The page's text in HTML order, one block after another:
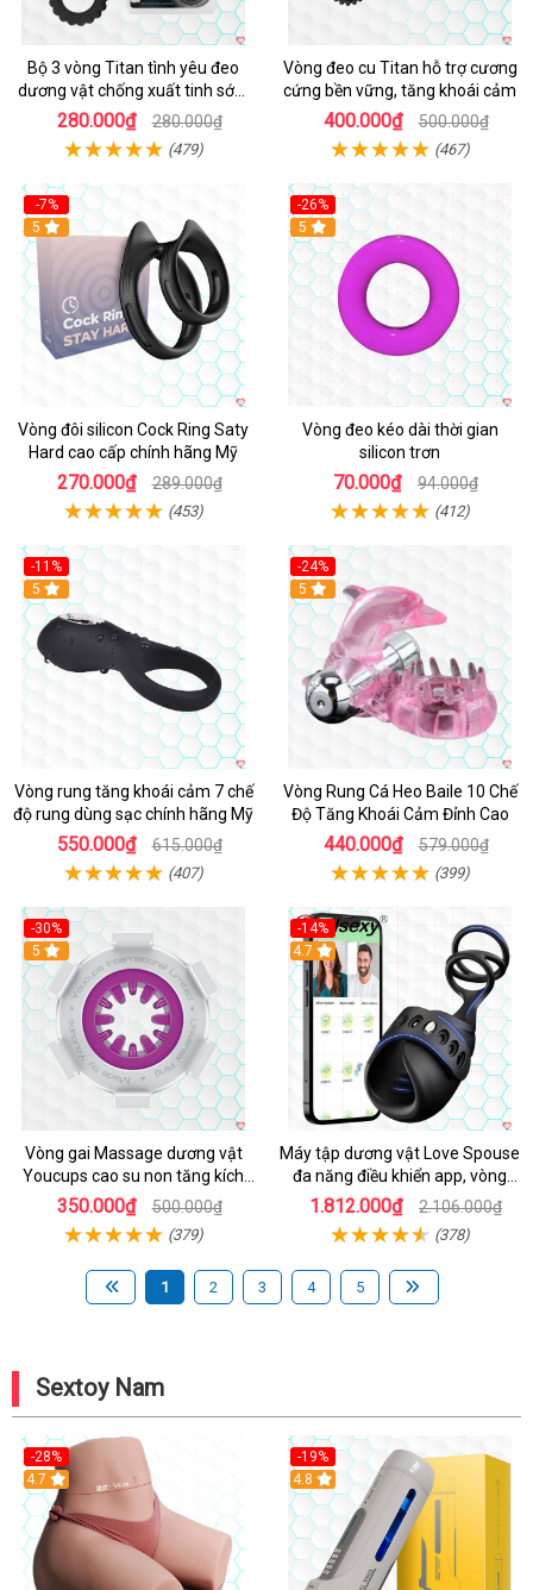
Bộ 3 vòng Titan tình yêu đeo
dương vật chống xuất tinh sớm
chất liệu silicon y tế
280.000₫ 280.000₫
(479)
Vòng đeo cu Titan hỗ trợ cương
cứng bền vững, tăng khoái cảm
400.000₫ 500.000₫
(467)
-7%
5
Vòng đôi silicon Cock Ring Saty
Hard cao cấp chính hãng Mỹ
270.000₫ 289.000₫
(453)
-26%
5
Vòng đeo kéo dài thời gian
silicon trơn
70.000₫ 94.000₫
(412)
-11%
5
Vòng rung tăng khoái cảm 7 chế
độ rung dùng sạc chính hãng Mỹ
550.000₫ 615.000₫
(407)
-24%
5
Vòng Rung Cá Heo Baile 10 Chế
Độ Tăng Khoái Cảm Đỉnh Cao
440.000₫ 579.000₫
(399)
-30%
5
Vòng gai Massage dương vật
Youcups cao su non tăng kích
thước
350.000₫ 500.000₫
(379)
-14%
4.7
Máy tập dương vật Love Spouse
đa năng điều khiển app, vòng
đeo siêu tiện
1.812.000₫ 2.106.000₫
(378)
1 2 3 4 5
Sextoy Nam
-28%
4.7
-19%
Hot
4.8